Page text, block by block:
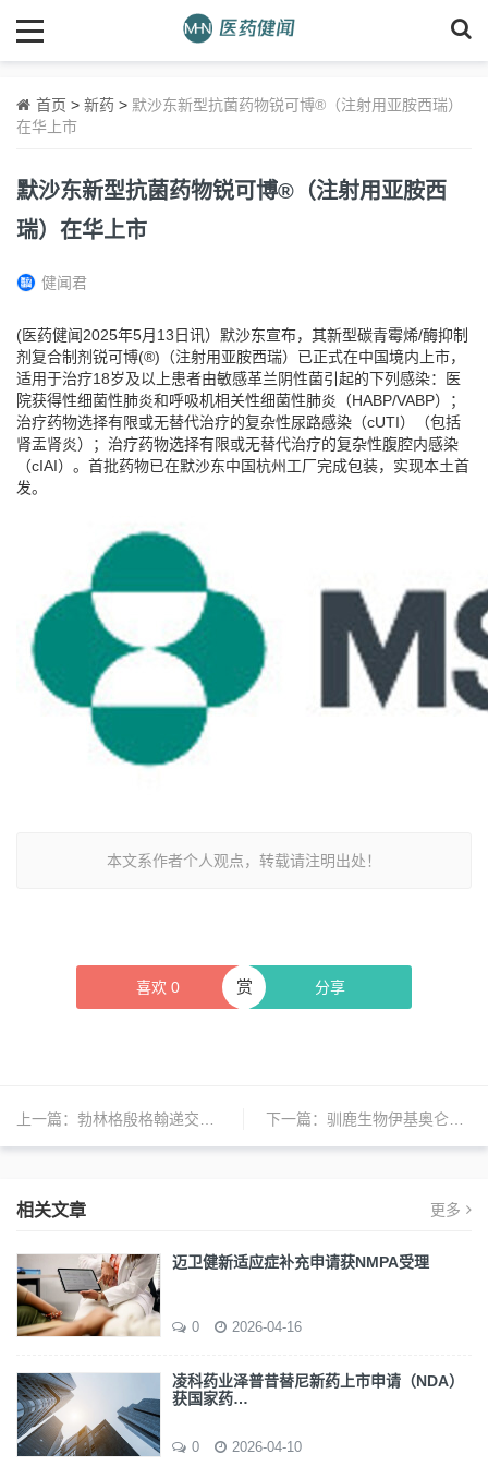
首页 > 新药 > 默沙东新型抗菌药物锐可博®（注射用亚胺西瑞）
在华上市
默沙东新型抗菌药物锐可博®（注射用亚胺西
瑞）在华上市
健闻君
(医药健闻2025年5月13日讯）默沙东宣布，其新型碳青霉烯/酶抑制
剂复合制剂锐可博(®)（注射用亚胺西瑞）已正式在中国境内上市，
适用于治疗18岁及以上患者由敏感革兰阴性菌引起的下列感染：医
院获得性细菌性肺炎和呼吸机相关性细菌性肺炎（HABP/VABP）；
治疗药物选择有限或无替代治疗的复杂性尿路感染（cUTI）（包括
肾盂肾炎）；治疗药物选择有限或无替代治疗的复杂性腹腔内感染
（cIAI）。首批药物已在默沙东中国杭州工厂完成包装，实现本土首
发。
本文系作者个人观点，转载请注明出处！
喜欢 0 分享
赏
上一篇： 勃林格殷格翰递交肺纤维化创新疗法nerandomilast新适应症上市申请 下一篇： 驯鹿生物伊基奥仑赛注射液获沙特阿拉伯药监局孤儿药资格认定
相关文章 更多
迈卫健新适应症补充申请获NMPA受理
0 2026-04-16
凌科药业泽普昔替尼新药上市申请（NDA）
获国家药…
0 2026-04-10